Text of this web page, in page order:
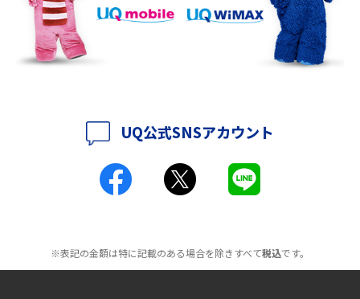
2016年8月(12)
2016年7月(7)
2016年4月(3)
2015年12月(8)
持ち運びできるポケット型Wi-Fiのおススメの選び方は？メリット・デメリ
ットも紹介
ポケット型Wi-Fiとは？通信の仕組みやメリット・デメリットを解説
工事不要！置くだけWi-Fiの特徴は？メリット・デメリットや選び方を解説
無制限で利用できるポケット型Wi-Fiは？選び方や通信費を抑える方法も紹
UQ公式SNSアカウント
※表記の金額は特に記載のある場合を除きすべて税込です。